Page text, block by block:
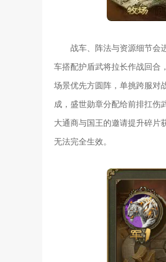
战车、阵法与资源细节会
车搭配护盾武将拉长作战回合
场景优先方圆阵，单挑跨服对
成，盛世勋章分配给前排扛伤
大通商与国王的邀请提升碎片
无法完全生效。